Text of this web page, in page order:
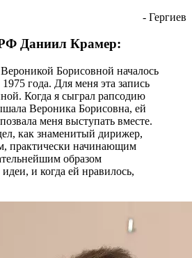
- Гергиев
Даниил Крамер:
Борисовной началось
года. Для меня эта запись
Когда я сыграл рапсодию
Вероника Борисовна, ей
меня выступать вместе.
как знаменитый дирижер,
практически начинающим
образом
и когда ей нравилось,